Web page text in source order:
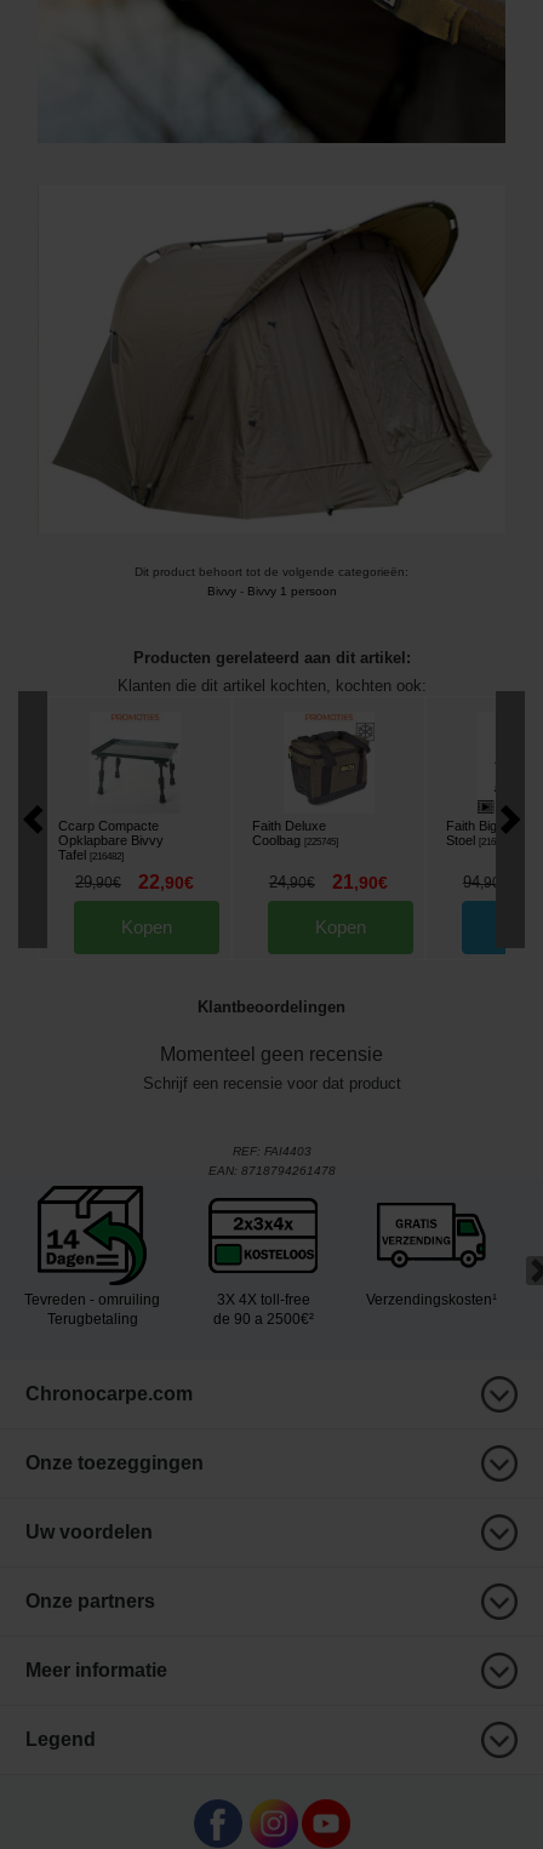
Dit product behoort tot de volgende categorieën:
Bivvy- Bivvy 1 persoon
Producten gerelateerd aan dit artikel:
Klanten die dit artikel kochten, kochten ook:
Ccarp Compacte
Opklapbare Bivvy
Tafel
[216482]
29,90€ 22,90€
Kopen
Faith Deluxe
Coolbag [225745]
24,90€ 21,90€
Kopen
Faith Big Camo
Stoel
[216621
94,90
Klantbeoordelingen
Momenteel geen recensie
Schrijf een recensie voor dat product
REF: FAI4403
EAN: 8718794261478
Tevreden - omruiling
Terugbetaling
3X 4X toll-free
de 90 a 2500€²
Verzendingskosten¹
Chronocarpe.com
Onze toezeggingen
Uw voordelen
Onze partners
Meer informatie
Legend